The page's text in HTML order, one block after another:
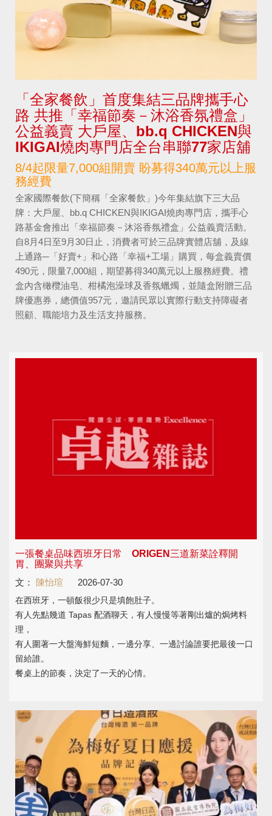
「全家餐飲」首度集結三品牌攜手心
路 共推「幸福節奏－沐浴香氛禮盒」
公益義賣 大戶屋、bb.q CHICKEN與
IKIGAI燒肉專門店全台串聯77家店舖
8/4起限量7,000組開賣 盼募得340萬元以上服
務經費
全家國際餐飲(下簡稱「全家餐飲」)今年集結旗下三大品
牌：大戶屋、bb.q CHICKEN與IKIGAI燒肉專門店，攜手心
路基金會推出「幸福節奏－沐浴香氛禮盒」公益義賣活動。
自8月4日至9月30日止，消費者可於三品牌實體店舖，及線
上通路─「好賣+」和心路「幸福+工場」購買，每盒義賣價
490元，限量7,000組，期望募得340萬元以上服務經費。禮
盒內含橄欖油皂、柑橘泡澡球及香氛蠟燭，並隨盒附贈三品
牌優惠券，總價值957元，邀請民眾以實際行動支持障礙者
照顧、職能培力及生活支持服務。
一張餐桌品味西班牙日常 ORIGEN三道新菜詮釋開
胃、團聚與共享
文：
陳怡瑄 2026-07-30
在西班牙，一頓飯很少只是填飽肚子。
有人先點幾道 Tapas 配酒聊天，有人慢慢等著剛出爐的焗烤料
理，
有人圍著一大盤海鮮短麵，一邊分享、一邊討論誰要把最後一口
留給誰。
餐桌上的節奏，決定了一天的心情。